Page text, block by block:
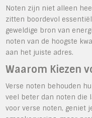
Noten zijn niet alleen
zitten boordevol
geweldige bron van
noten van de hoogste
aan het juiste adres.
Waarom Kiezen
Verse noten behouden
veel beter dan noten die
voor verse noten, geniet